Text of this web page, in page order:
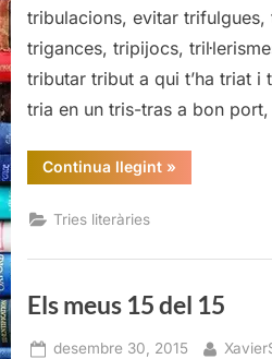
tribulacions, evitar trifulgues,
trigances, tripijocs,
tributar tribut a qui t’ha triat i
tria en un tris-tras a bon
Continua llegint“Els
meus
»
Tries literàries
Els meus 15 del 15
Posted
desembre 30, 2015 By